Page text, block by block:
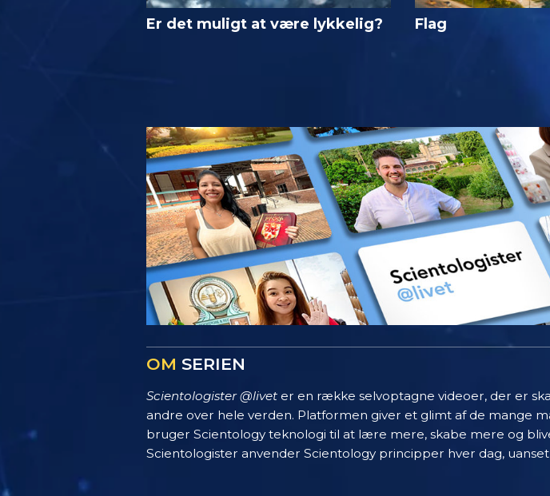
Er det muligt at være lykkelig? Flag
OM SERIEN
Scientologister @livet er en række selvoptagne videoer, der er
andre over hele verden. Platformen giver et glimt af de mange
bruger Scientology teknologi til at lære mere, skabe mere og
Scientologister anvender Scientology principper hver dag,